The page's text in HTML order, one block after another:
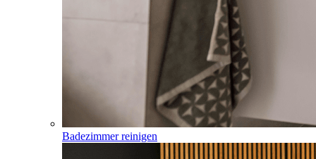
Badezimmer reinigen